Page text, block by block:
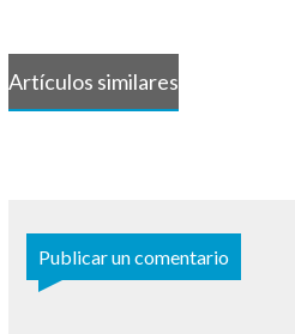
Artículos similares
Publicar un comentario